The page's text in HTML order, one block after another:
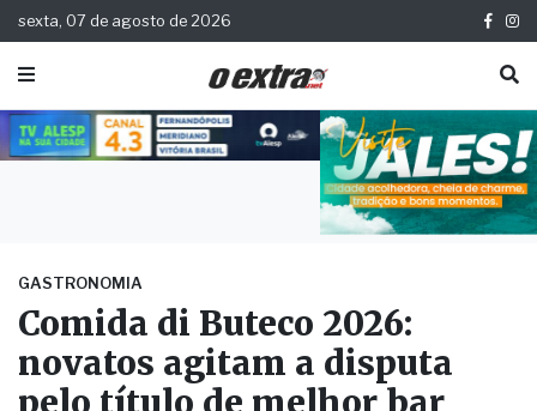
sexta, 07 de agosto de 2026
GASTRONOMIA
Comida di Buteco 2026:
novatos agitam a disputa
pelo título de melhor bar